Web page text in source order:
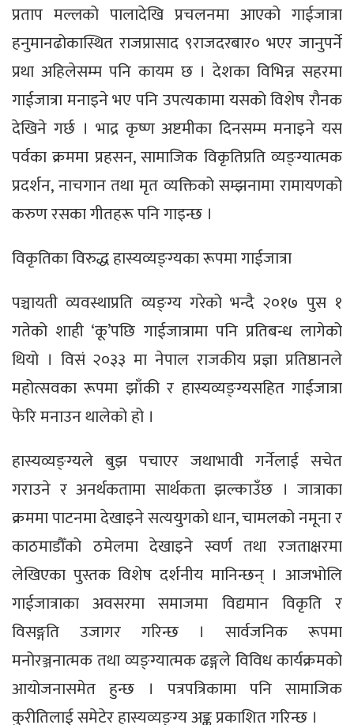
प्रताप मल्लको पालादेखि प्रचलनमा आएको गाईजात्रा
हनुमानढोकास्थित राजप्रासाद ९राजदरबार० भएर जानुपर्ने
प्रथा अहिलेसम्म पनि कायम छ । देशका विभिन्न सहरमा
गाईजात्रा मनाइने भए पनि उपत्यकामा यसको विशेष रौनक
देखिने गर्छ । भाद्र कृष्ण अष्टमीका दिनसम्म मनाइने यस
पर्वका क्रममा प्रहसन, सामाजिक विकृतिप्रति व्यङ्ग्यात्मक
प्रदर्शन, नाचगान तथा मृत व्यक्तिको सम्झनामा रामायणको
करुण रसका गीतहरू पनि गाइन्छ ।
विकृतिका विरुद्ध हास्यव्यङ्ग्यका रूपमा गाईजात्रा
पञ्चायती व्यवस्थाप्रति व्यङ्ग्य गरेको भन्दै २०१७ पुस १
गतेको शाही ‘कू’पछि गाईजात्रामा पनि प्रतिबन्ध लागेको
थियो । विसं २०३३ मा नेपाल राजकीय प्रज्ञा प्रतिष्ठानले
महोत्सवका रूपमा झाँकी र हास्यव्यङ्ग्यसहित गाईजात्रा
फेरि मनाउन थालेको हो ।
हास्यव्यङ्ग्यले बुझ पचाएर जथाभावी गर्नेलाई सचेत
गराउने र अनर्थकतामा सार्थकता झल्काउँछ । जात्राका
क्रममा पाटनमा देखाइने सत्ययुगको धान, चामलको नमूना र
काठमाडौँको ठमेलमा देखाइने स्वर्ण तथा रजताक्षरमा
लेखिएका पुस्तक विशेष दर्शनीय मानिन्छन् । आजभोलि
गाईजात्राका अवसरमा समाजमा विद्यमान विकृति र
विसङ्गति उजागर गरिन्छ । सार्वजनिक रूपमा
मनोरञ्जनात्मक तथा व्यङ्ग्यात्मक ढङ्गले विविध कार्यक्रमको
आयोजनासमेत हुन्छ । पत्रपत्रिकामा पनि सामाजिक
कुरीतिलाई समेटेर हास्यव्यङ्ग्य अङ्क प्रकाशित गरिन्छ ।